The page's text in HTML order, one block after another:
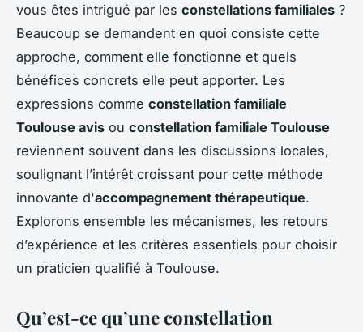
vous êtes intrigué par les constellations familiales ?
Beaucoup se demandent en quoi consiste cette
approche, comment elle fonctionne et quels
bénéfices concrets elle peut apporter. Les
expressions comme constellation familiale
Toulouse avis ou constellation familiale Toulouse
reviennent souvent dans les discussions locales,
soulignant l’intérêt croissant pour cette méthode
innovante d'accompagnement thérapeutique.
Explorons ensemble les mécanismes, les retours
d’expérience et les critères essentiels pour choisir
un praticien qualifié à Toulouse.
Qu’est-ce qu’une constellation